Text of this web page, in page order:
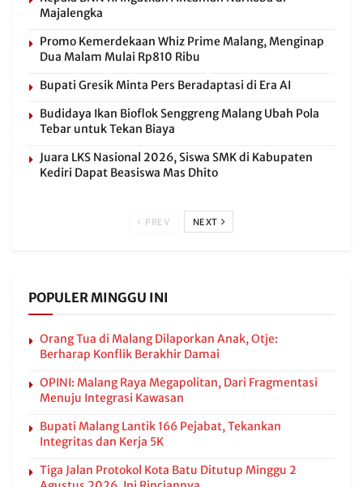
Majalengka
Promo Kemerdekaan Whiz Prime Malang, Menginap
Dua Malam Mulai Rp810 Ribu
Bupati Gresik Minta Pers Beradaptasi di Era AI
Budidaya Ikan Bioflok Senggreng Malang Ubah Pola
Tebar untuk Tekan Biaya
Juara LKS Nasional 2026, Siswa SMK di Kabupaten
Kediri Dapat Beasiswa Mas Dhito
PREV NEXT
POPULER MINGGU INI
Orang Tua di Malang Dilaporkan Anak, Otje:
Berharap Konflik Berakhir Damai
OPINI: Malang Raya Megapolitan, Dari Fragmentasi
Menuju Integrasi Kawasan
Bupati Malang Lantik 166 Pejabat, Tekankan
Integritas dan Kerja 5K
Tiga Jalan Protokol Kota Batu Ditutup Minggu 2